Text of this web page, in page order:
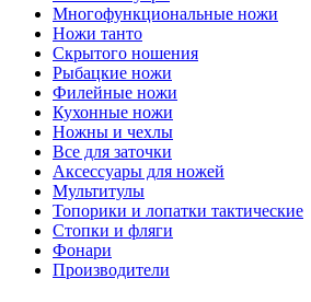
Многофункциональные ножи
Ножи танто
Скрытого ношения
Рыбацкие ножи
Филейные ножи
Кухонные ножи
Ножны и чехлы
Все для заточки
Аксессуары для ножей
Мультитулы
Топорики и лопатки тактические
Стопки и фляги
Фонари
Производители